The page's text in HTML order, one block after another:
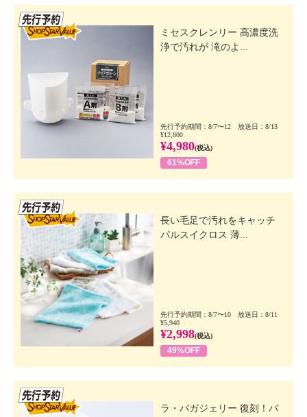
ミセスクレンリー 高濃度洗
浄で汚れが 滝のよ...
先行予約期間：8/7〜12 放送日：8/13
¥12,800
¥4,980(税込)
61%OFF
長い毛足で汚れをキャッチ
パルスイクロス 薄...
先行予約期間：8/7〜10 放送日：8/11
¥5,940
¥2,998(税込)
49%OFF
ラ・バガジェリー 復刻！バ